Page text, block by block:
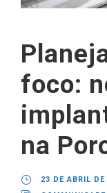
foco:
na
23 DE ABRIL DE